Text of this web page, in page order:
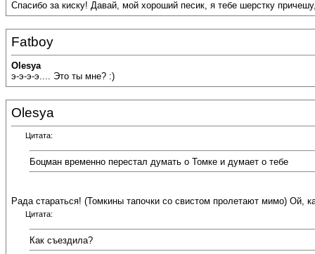
Спасибо за киску! Давай, мой хороший песик, я тебе шерстку
Fatboy
Olesya
э-э-э-э.... Это ты мне? :)
Olesya
Цитата:
Боцман временно перестал думать о Томке и думает о тебе
Рада стараться! (Томкины тапочки со свистом пролетают мимо) Ой,
Цитата:
Как съездила?